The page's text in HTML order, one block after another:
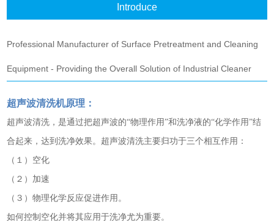
Introduce
Professional Manufacturer of Surface Pretreatment and Cleaning
Equipment - Providing the Overall Solution of Industrial Cleaner
超声波清洗机原理：
超声波清洗，是通过把超声波的“物理作用”和洗净液的“化学作用”结
合起来，达到洗净效果。超声波清洗主要归功于三个相互作用：
（１）空化
（２）加速
（３）物理化学反应促进作用。
如何控制空化并将其应用于洗净尤为重要。